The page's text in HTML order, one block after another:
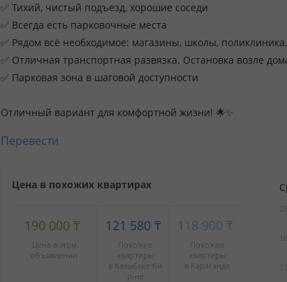
✅ Тихий, чистый подъезд, хорошие соседи
✅ Всегда есть парковочные места
✅ Рядом всё необходимое: магазины, школы,
✅ Отличная транспортная развязка. Остановка возле
✅ Парковая зона в шаговой доступности
Отличный вариант для комфортной жизни! 🌟✨
Перевести
Цена в похожих квартирах
190 000 ₸
Цена в этом
объявлении
121 580 ₸
Похожие
квартиры
в Казыбеке би
р-не
118 900 ₸
Похожие
квартиры
в Караганде